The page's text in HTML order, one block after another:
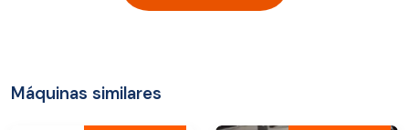
Máquinas similares